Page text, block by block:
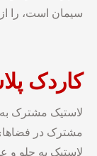
سیمان است، را
کاردک
لاستیک مشترک به
مشترک در
لاستیک به جلو و